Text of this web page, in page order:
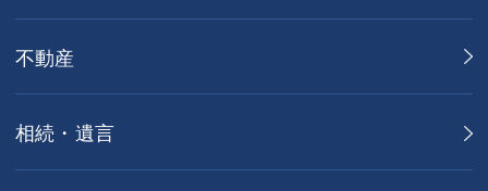
不動産
相続・遺言